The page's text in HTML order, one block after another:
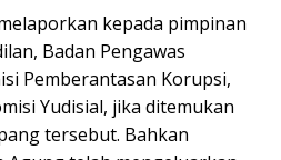
kepada pimpinan
Badan Pengawas
Pemberantasan Korupsi,
Yudisial, jika ditemukan
tersebut. Bahkan